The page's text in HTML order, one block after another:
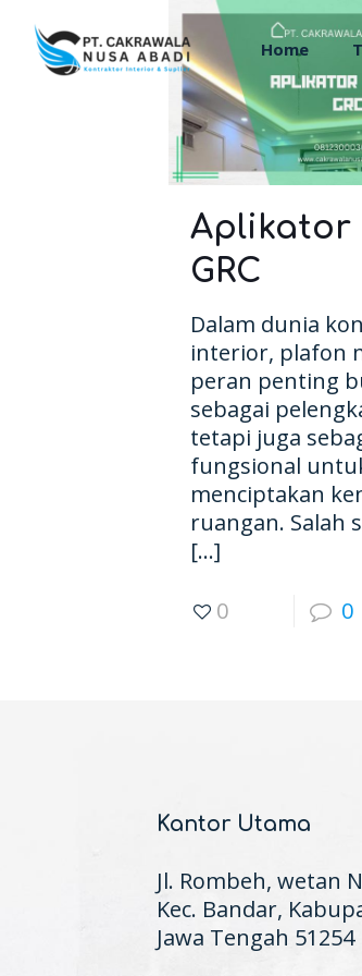
Home
Aplikator
GRC
Dalam dunia
interior, plafon
peran penting
sebagai
tetapi juga
fungsional
menciptakan
ruangan. Salah
[…]
0 0
Kantor Utama
Jl. Rombeh, wetan
Kec. Bandar,
Jawa Tengah 51254